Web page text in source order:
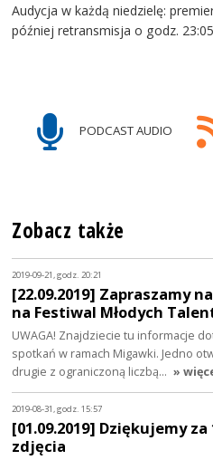
Audycja w każdą niedzielę:
później retransmisja o godz.
PODCAST AUDIO
Zobacz także
2019-09-21, godz. 20:21
[22.09.2019] Zapraszamy
na Festiwal Młodych
UWAGA! Znajdziecie tu informacje
spotkań w ramach Migawki. Jedno
drugie z ograniczoną liczbą… »
2019-08-31, godz. 15:57
[01.09.2019] Dziękujemy
zdjęcia